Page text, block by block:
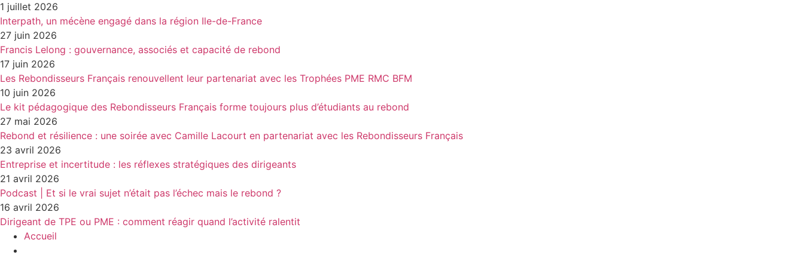
1 juillet 2026
Interpath, un mécène engagé dans la région Ile-de-France
27 juin 2026
Francis Lelong : gouvernance, associés et capacité de rebond
17 juin 2026
Les Rebondisseurs Français renouvellent leur partenariat avec les Trophées PME RMC BFM
10 juin 2026
Le kit pédagogique des Rebondisseurs Français forme toujours plus d’étudiants au rebond
27 mai 2026
Rebond et résilience : une soirée avec Camille Lacourt en partenariat avec les Rebondisseurs Français
23 avril 2026
Entreprise et incertitude : les réflexes stratégiques des dirigeants
21 avril 2026
Podcast | Et si le vrai sujet n’était pas l’échec mais le rebond ?
16 avril 2026
Dirigeant de TPE ou PME : comment réagir quand l’activité ralentit
Accueil